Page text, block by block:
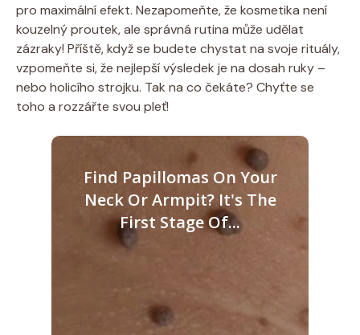
pro maximální efekt. Nezapomeňte, že kosmetika není
kouzelný proutek, ale správná rutina může udělat
zázraky! Příště, když se budete chystat na svoje rituály,
vzpomeňte si, že nejlepší výsledek je na dosah ruky –
nebo holicího strojku. Tak na co čekáte? Chyťte se
toho a rozzářte svou pleť!
Find Papillomas On Your
Neck Or Armpit? It's The
First Stage Of...